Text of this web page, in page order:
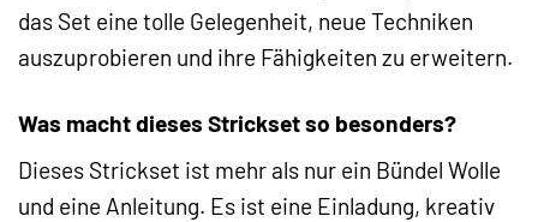
das Set eine tolle Gelegenheit, neue Techniken
auszuprobieren und ihre Fähigkeiten zu erweitern.
Was macht dieses Strickset so besonders?
Dieses Strickset ist mehr als nur ein Bündel Wolle
und eine Anleitung. Es ist eine Einladung, kreativ